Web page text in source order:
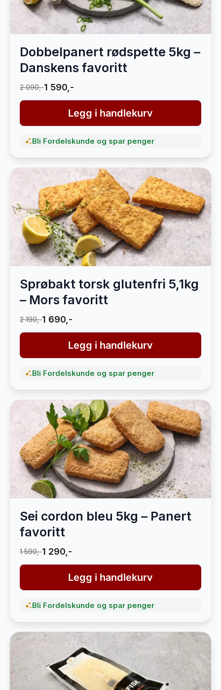
Dobbelpanert rødspette 5kg –
Danskens favoritt
2 090,-1 590,-
Legg i handlekurv
Bli Fordelskunde og spar penger
Sprøbakt torsk glutenfri 5,1kg
– Mors favoritt
2 190,-1 690,-
Legg i handlekurv
Bli Fordelskunde og spar penger
Sei cordon bleu 5kg – Panert
favoritt
1 590,-1 290,-
Legg i handlekurv
Bli Fordelskunde og spar penger